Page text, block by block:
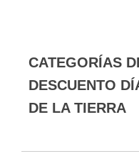
CATEGORÍAS
DESCUENTO
DE LA TIERRA